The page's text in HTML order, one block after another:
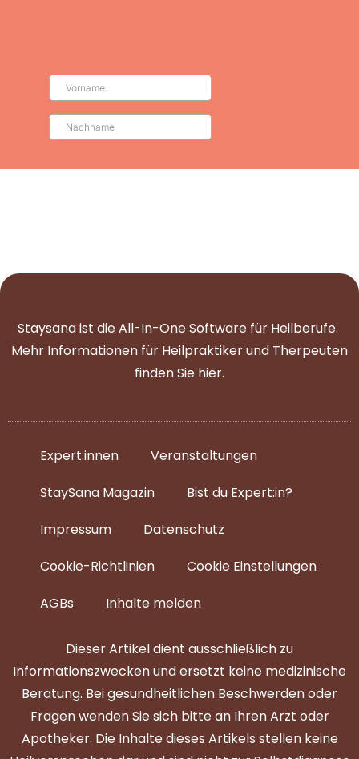
Staysana ist die All-In-One Software für Heilberufe.
Mehr Informationen für Heilpraktiker und Therpeuten
finden Sie hier.
Expert:innen
Veranstaltungen
StaySana Magazin​
Bist du Expert:in?
Impressum
Datenschutz
Cookie-Richtlinien
Cookie Einstellungen
AGBs
Inhalte melden
Dieser Artikel dient ausschließlich zu
Informationszwecken und ersetzt keine medizinische
Beratung. Bei gesundheitlichen Beschwerden oder
Fragen wenden Sie sich bitte an Ihren Arzt oder
Apotheker. Die Inhalte dieses Artikels stellen keine